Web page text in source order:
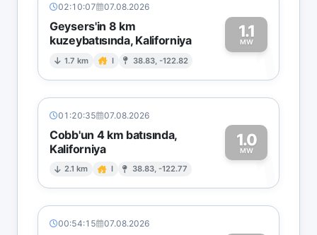
02:10:07 07.08.2026
Geysers'in 8 km
kuzeybatısında, Kaliforniya
1.7 km I 38.83, -122.82
1.1
MW1
01:20:35 07.08.2026
Cobb'un 4 km batısında,
Kaliforniya
2.1 km I 38.83, -122.77
1.0
MW1
00:54:15 07.08.2026